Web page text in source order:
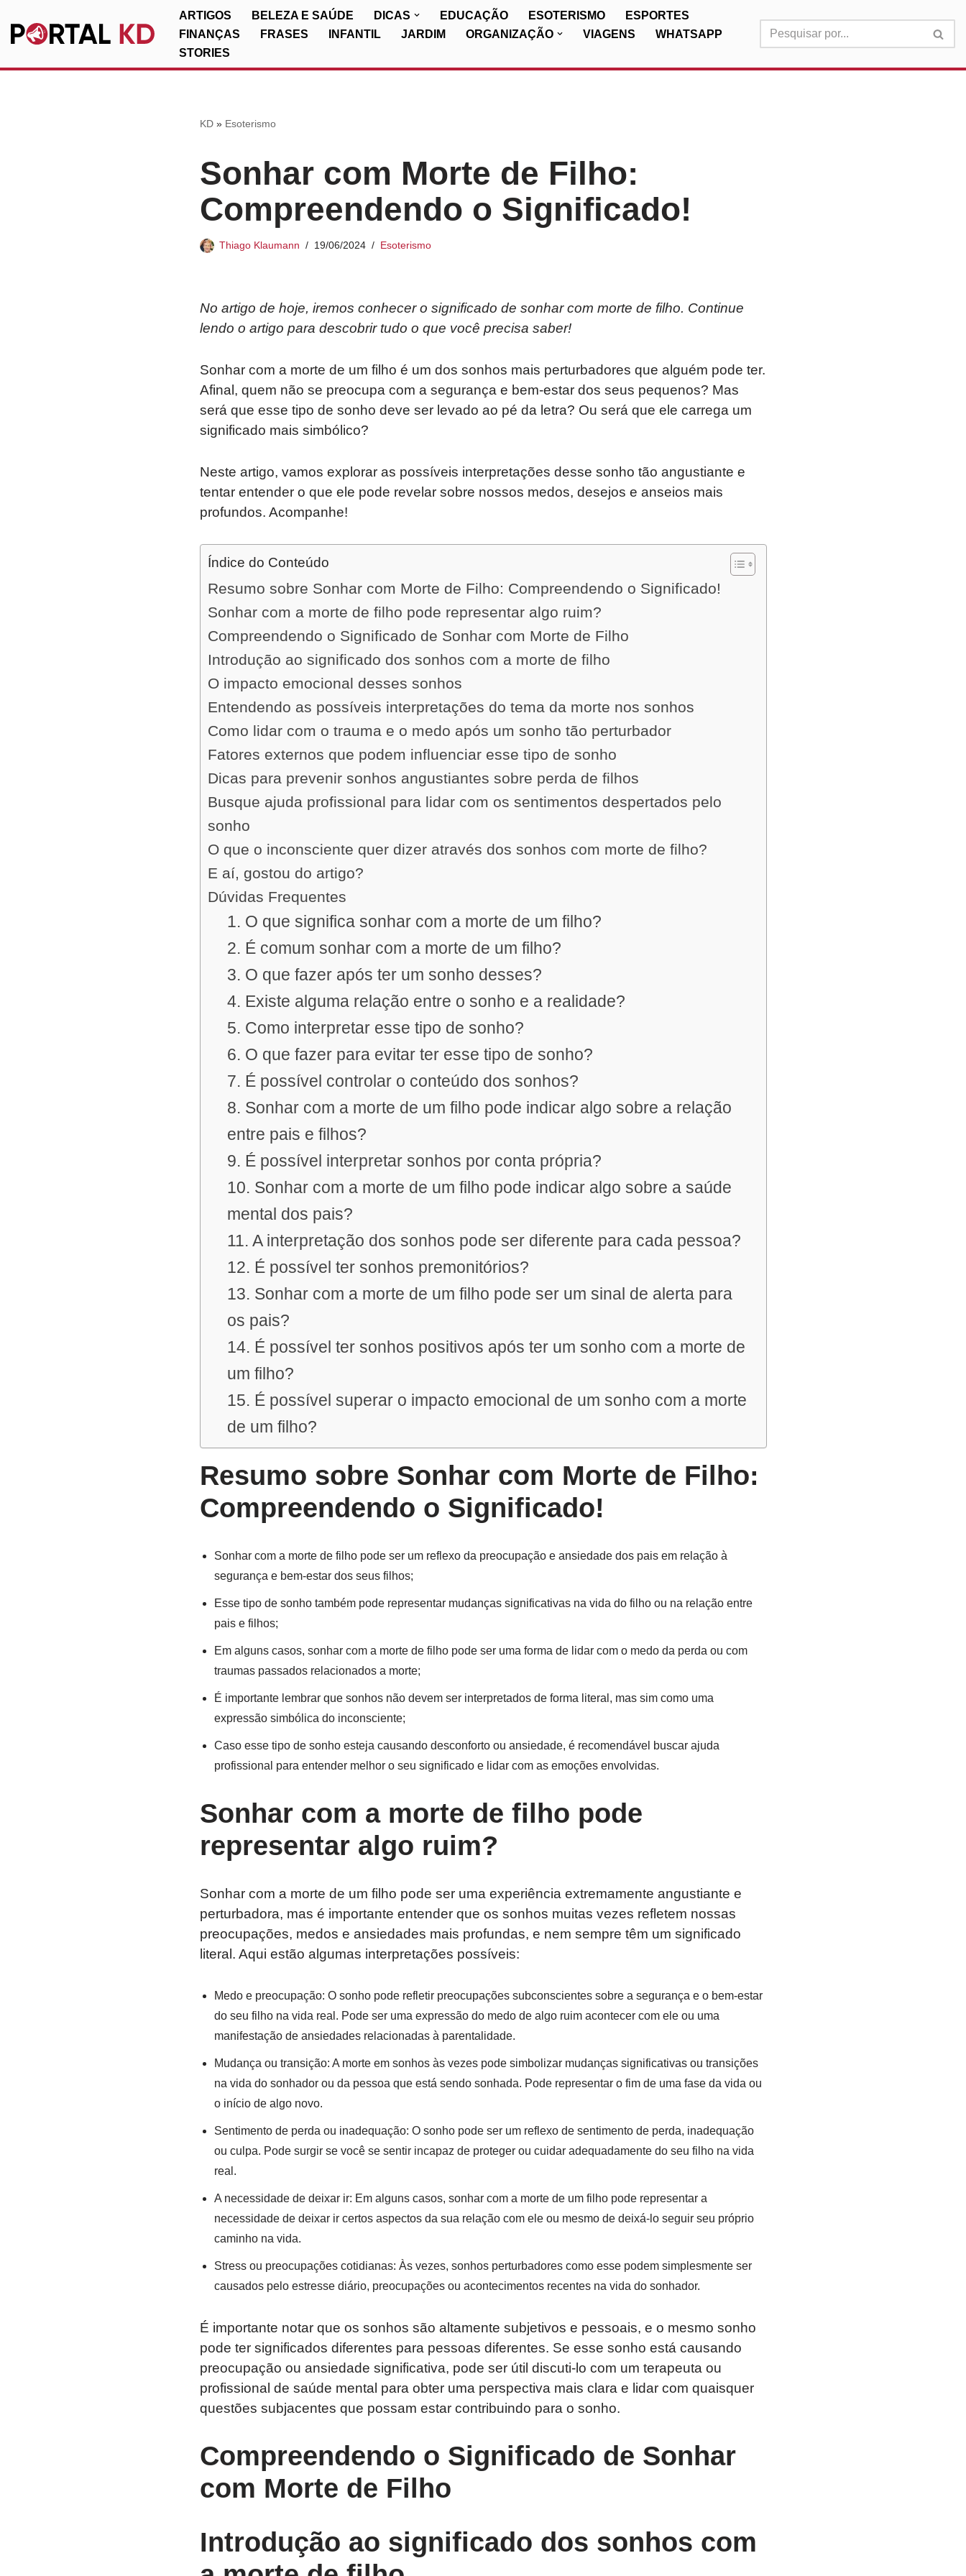
Pular
ARTIGOS BELEZA E SAÚDE DICAS EDUCAÇÃO ESOTERISMO
ESPORTES
FINANÇAS
FRASES INFANTIL JARDIM ORGANIZAÇÃO VIAGENS
WHATSAPP
STORIES
KD» Esoterismo
Sonhar com Morte de Filho:
Compreendendo o Significado!
Thiago Klaumann 19/06/2024 Esoterismo
No artigo de hoje, iremos conhecer o significado de sonhar com morte de filho. Continue
lendo o artigo para descobrir tudo o que você precisa saber!
Sonhar com a morte de um filho é um dos sonhos mais perturbadores que alguém pode ter.
Afinal, quem não se preocupa com a segurança e bem-estar dos seus pequenos? Mas
será que esse tipo de sonho deve ser levado ao pé da letra? Ou será que ele carrega um
significado mais simbólico?
Neste artigo, vamos explorar as possíveis interpretações desse sonho tão angustiante e
tentar entender o que ele pode revelar sobre nossos medos, desejos e anseios mais
profundos. Acompanhe!
Índice do Conteúdo
Resumo sobre Sonhar com Morte de Filho: Compreendendo o Significado!
Sonhar com a morte de filho pode representar algo ruim?
Compreendendo o Significado de Sonhar com Morte de Filho
Introdução ao significado dos sonhos com a morte de filho
O impacto emocional desses sonhos
Entendendo as possíveis interpretações do tema da morte nos sonhos
Como lidar com o trauma e o medo após um sonho tão perturbador
Fatores externos que podem influenciar esse tipo de sonho
Dicas para prevenir sonhos angustiantes sobre perda de filhos
Busque ajuda profissional para lidar com os sentimentos despertados pelo
sonho
O que o inconsciente quer dizer através dos sonhos com morte de filho?
E aí, gostou do artigo?
Dúvidas Frequentes
1. O que significa sonhar com a morte de um filho?
2. É comum sonhar com a morte de um filho?
3. O que fazer após ter um sonho desses?
4. Existe alguma relação entre o sonho e a realidade?
5. Como interpretar esse tipo de sonho?
6. O que fazer para evitar ter esse tipo de sonho?
7. É possível controlar o conteúdo dos sonhos?
8. Sonhar com a morte de um filho pode indicar algo sobre a relação
entre pais e filhos?
9. É possível interpretar sonhos por conta própria?
10. Sonhar com a morte de um filho pode indicar algo sobre a saúde
mental dos pais?
11. A interpretação dos sonhos pode ser diferente para cada pessoa?
12. É possível ter sonhos premonitórios?
13. Sonhar com a morte de um filho pode ser um sinal de alerta para
os pais?
14. É possível ter sonhos positivos após ter um sonho com a morte de
um filho?
15. É possível superar o impacto emocional de um sonho com a morte
de um filho?
Resumo sobre Sonhar com Morte de Filho:
Compreendendo o Significado!
Sonhar com a morte de filho pode ser um reflexo da preocupação e ansiedade dos pais em relação à
segurança e bem-estar dos seus filhos;
Esse tipo de sonho também pode representar mudanças significativas na vida do filho ou na relação entre
pais e filhos;
Em alguns casos, sonhar com a morte de filho pode ser uma forma de lidar com o medo da perda ou com
traumas passados relacionados a morte;
É importante lembrar que sonhos não devem ser interpretados de forma literal, mas sim como uma
expressão simbólica do inconsciente;
Caso esse tipo de sonho esteja causando desconforto ou ansiedade, é recomendável buscar ajuda
profissional para entender melhor o seu significado e lidar com as emoções envolvidas.
Sonhar com a morte de filho pode
representar algo ruim?
Sonhar com a morte de um filho pode ser uma experiência extremamente angustiante e
perturbadora, mas é importante entender que os sonhos muitas vezes refletem nossas
preocupações, medos e ansiedades mais profundas, e nem sempre têm um significado
literal. Aqui estão algumas interpretações possíveis:
Medo e preocupação: O sonho pode refletir preocupações subconscientes sobre a segurança e o bem-estar
do seu filho na vida real. Pode ser uma expressão do medo de algo ruim acontecer com ele ou uma
manifestação de ansiedades relacionadas à parentalidade.
Mudança ou transição: A morte em sonhos às vezes pode simbolizar mudanças significativas ou transições
na vida do sonhador ou da pessoa que está sendo sonhada. Pode representar o fim de uma fase da vida ou
o início de algo novo.
Sentimento de perda ou inadequação: O sonho pode ser um reflexo de sentimento de perda, inadequação
ou culpa. Pode surgir se você se sentir incapaz de proteger ou cuidar adequadamente do seu filho na vida
real.
A necessidade de deixar ir: Em alguns casos, sonhar com a morte de um filho pode representar a
necessidade de deixar ir certos aspectos da sua relação com ele ou mesmo de deixá-lo seguir seu próprio
caminho na vida.
Stress ou preocupações cotidianas: Às vezes, sonhos perturbadores como esse podem simplesmente ser
causados pelo estresse diário, preocupações ou acontecimentos recentes na vida do sonhador.
É importante notar que os sonhos são altamente subjetivos e pessoais, e o mesmo sonho
pode ter significados diferentes para pessoas diferentes. Se esse sonho está causando
preocupação ou ansiedade significativa, pode ser útil discuti-lo com um terapeuta ou
profissional de saúde mental para obter uma perspectiva mais clara e lidar com quaisquer
questões subjacentes que possam estar contribuindo para o sonho.
Compreendendo o Significado de Sonhar
com Morte de Filho
Introdução ao significado dos sonhos com